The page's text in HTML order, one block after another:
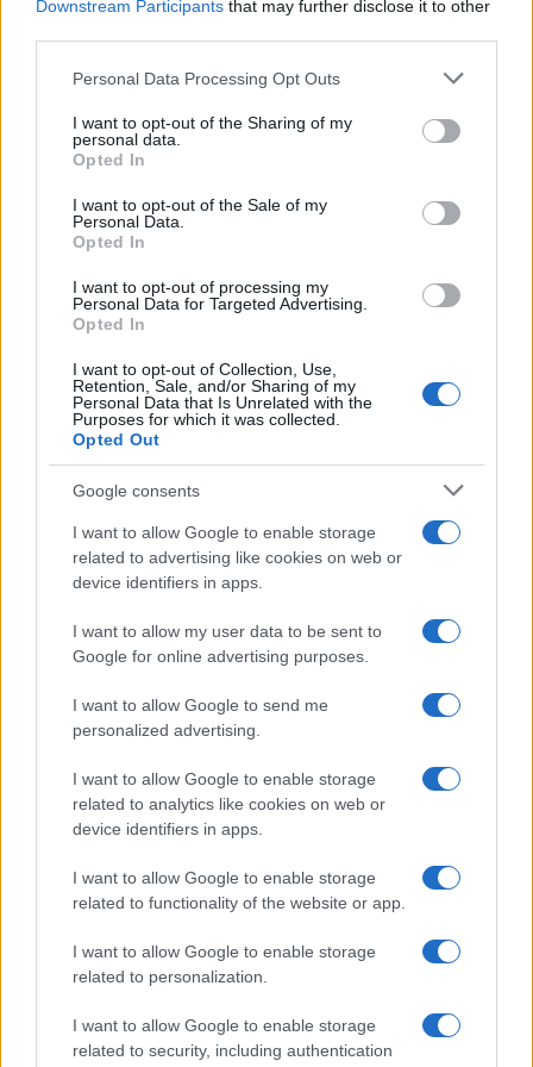
Downstream Participants that may further disclose it to other
Please note that this website/app uses one or more Google
not limited to your visit or usage behaviour. You may click to
grant or deny consent to Google and its third-party tags to
use your data for below specified purposes in below Google
consent section.
Personal Data Processing Opt Outs
I want to opt-out of the Sharing of my
personal data.
Opted In
I want to opt-out of the Sale of my
Personal Data.
Opted In
I want to opt-out of processing my
Personal Data for Targeted Advertising.
Opted In
I want to opt-out of Collection, Use,
Retention, Sale, and/or Sharing of my
Personal Data that Is Unrelated with the
Purposes for which it was collected.
Opted Out
Google consents
I want to allow Google to enable storage
related to advertising like cookies on web or
device identifiers in apps.
I want to allow my user data to be sent to
Google for online advertising purposes.
I want to allow Google to send me
personalized advertising.
I want to allow Google to enable storage
related to analytics like cookies on web or
device identifiers in apps.
I want to allow Google to enable storage
related to functionality of the website or app.
I want to allow Google to enable storage
related to personalization.
I want to allow Google to enable storage
related to security, including authentication
Kategorije: Obvestila
Več iz kategorije Obvestila
Izklop elektrike: 424.
Nadzorništvo Vuzenica -
Območje Orlice
Izklop elektrike: 421.
Nadzorništvo Ravne - Območje
Podkraj
Izklop elektrike: 423.
Nadzorništvo Vuzenica -
Območje Spodnja Vižinga, Vas,
Št. Janž nad Radljami, Suhi Vrh,
Dobrava
Obvestila
Izklop elektrike: 424. Nadzorništvo Vuzenica - Območje Orlice
pred 8 urami
Izklop elektrike: 421. Nadzorništvo Ravne - Območje Podkraj
pred 8 urami
Izklop elektrike: 423. Nadzorništvo Vuzenica - Območje Mute
Izklop elektrike: 420. Nadzorništvo Vuzenica - Območje
Spodnja Vižinga, Vas, Št. Janž nad Radljami, Suhi Vrh, Dobrava
pred 8 urami
Izklop elektrike: 422. Nadzorništvo Vuzenica - Območje
pred 8 urami